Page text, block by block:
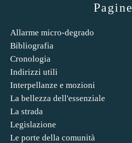
Pagine
Allarme micro-degrado
Bibliografia
Cronologia
Indirizzi utili
Interpellanze e mozioni
La bellezza dell'essenziale
La strada
Legislazione
Le porte della comunità